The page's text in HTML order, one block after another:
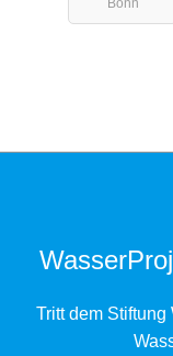
Tritt dem